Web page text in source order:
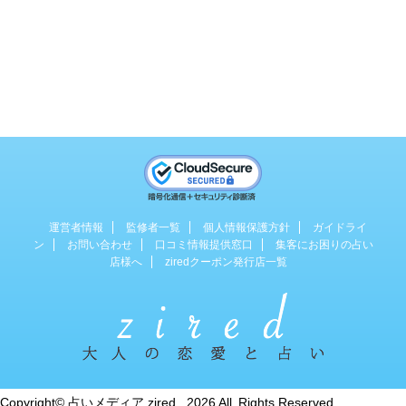
運営者情報 監修者一覧 個人情報保護方針
ガイドライ
ン
お問い合わせ 口コミ情報提供窓口
集客にお困りの占い
店様へ
ziredクーポン発行店一覧
占い専門のWebマガジン
Copyright© 占いメディア zired , 2026 All Rights Reserved.